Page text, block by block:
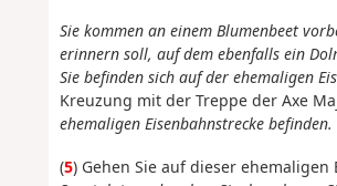
Sie kommen an einem Blumenbeet
erinnern soll, auf dem ebenfalls ein
Sie befinden sich auf der ehemaligen
Kreuzung mit der Treppe der Axe
ehemaligen Eisenbahnstrecke befinden.
(5) Gehen Sie auf dieser